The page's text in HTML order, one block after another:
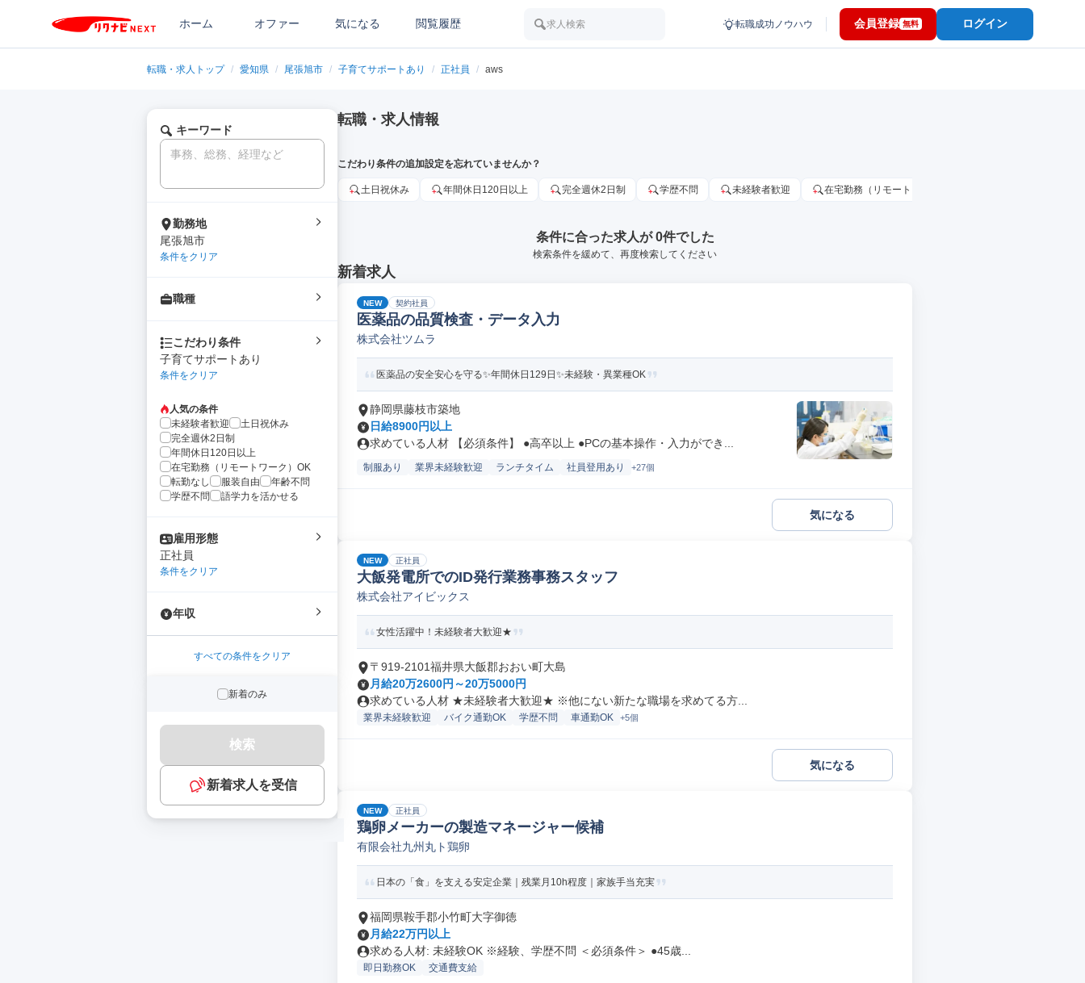
ホーム オファー 気になる 閲覧履歴 求人検索 転職成功ノウハウ 会員登録 無料 ログイン
転職・求人トップ / 愛知県 / 尾張旭市 / 子育てサポートあり / 正社員 / aws
キーワード
勤務地
尾張旭市
条件をクリア
職種
こだわり条件
子育てサポートあり
条件をクリア
人気の条件
未経験者歓迎
土日祝休み
完全週休2日制
年間休日120日以上
在宅勤務（リモートワーク）OK
転勤なし
服装自由
年齢不問
学歴不問
語学力を活かせる
雇用形態
正社員
条件をクリア
年収
すべての条件をクリア
新着のみ
検索
新着求人を受信
転職・求人情報
こだわり条件の追加設定を忘れていませんか？
土日祝休み 年間休日120日以上 完全週休2日制 学歴不問 未経験者歓迎 在宅勤務（リモートワーク）OK
条件に合った求人が 0件でした
検索条件を緩めて、再度検索してください
新着求人
NEW 契約社員
医薬品の品質検査・データ入力
株式会社ツムラ
医薬品の安全安心を守る✨年間休日129日✨未経験・異業種OK
静岡県藤枝市築地
日給8900円以上
求めている人材 【必須条件】 ●高卒以上 ●PCの基本操作・入力ができ...
制服あり 業界未経験歓迎 ランチタイム 社員登用あり +27個
気になる
NEW 正社員
大飯発電所でのID発行業務事務スタッフ
株式会社アイビックス
女性活躍中！未経験者大歓迎★
〒919-2101福井県大飯郡おおい町大島
月給20万2600円～20万5000円
求めている人材 ★未経験者大歓迎★ ※他にない新たな職場を求めてる方...
業界未経験歓迎 バイク通勤OK 学歴不問 車通勤OK +5個
気になる
NEW 正社員
鶏卵メーカーの製造マネージャー候補
有限会社九州丸ト鶏卵
日本の「食」を支える安定企業｜残業月10h程度｜家族手当充実
福岡県鞍手郡小竹町大字御徳
月給22万円以上
求める人材: 未経験OK ※経験、学歴不問 ＜必須条件＞ ●45歳...
即日勤務OK 交通費支給